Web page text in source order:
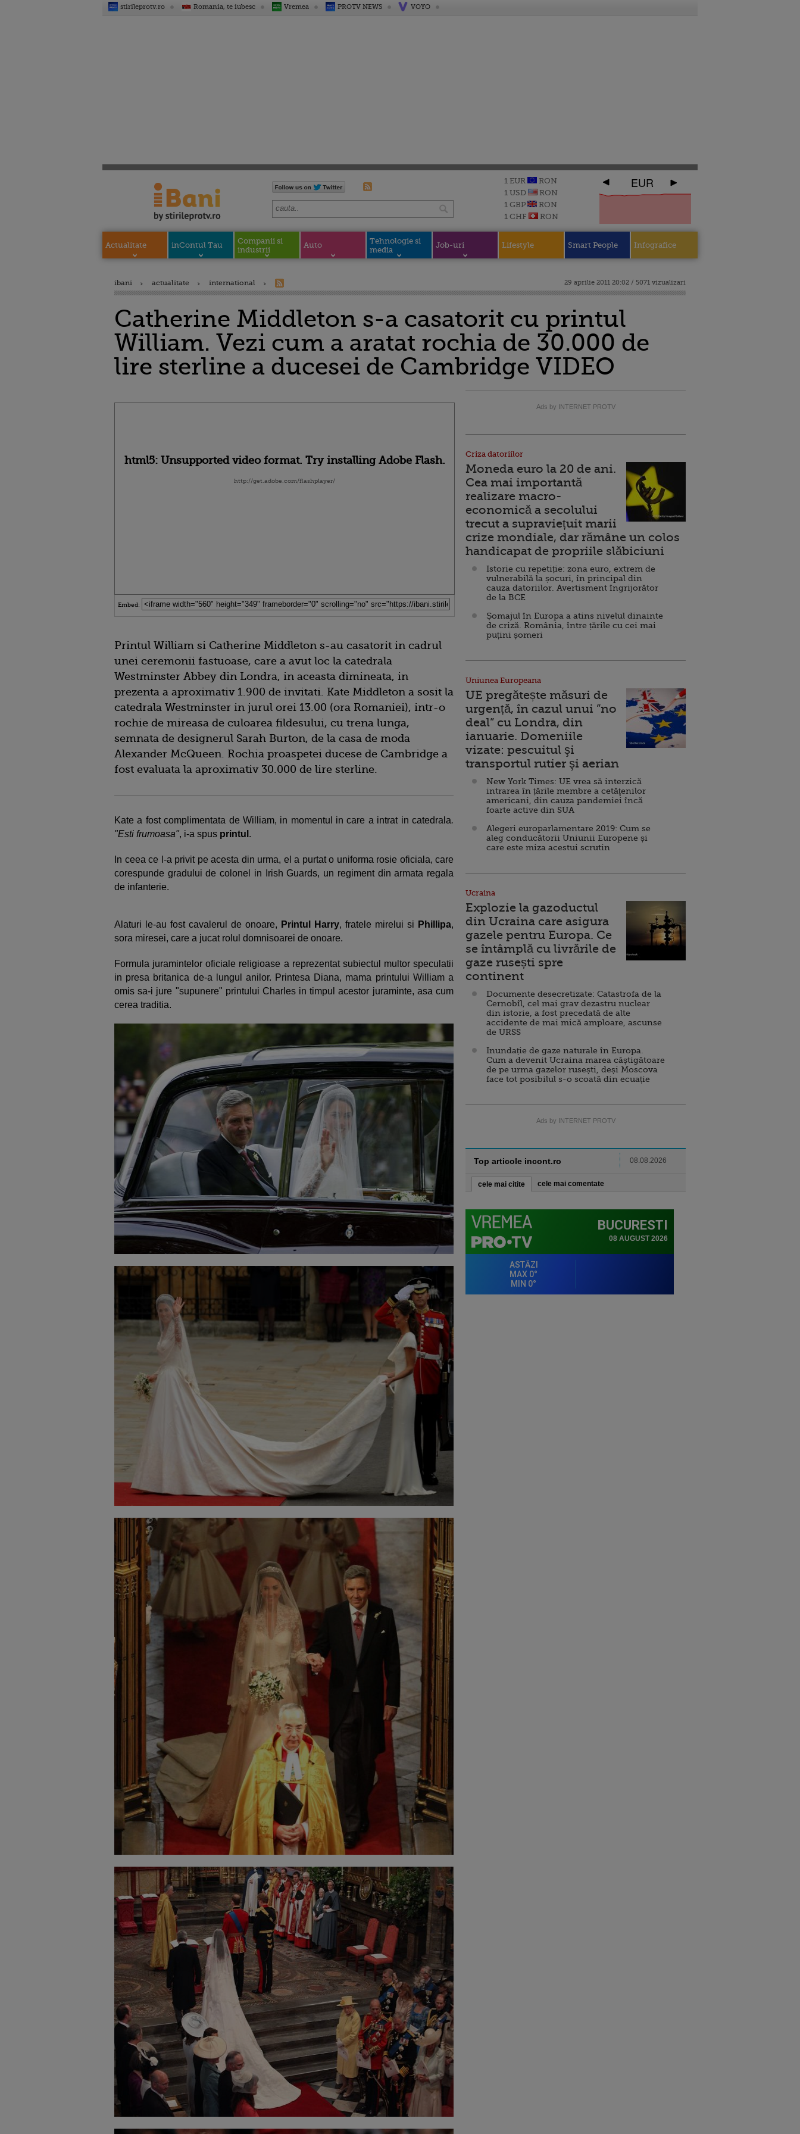
stirileprotv.ro Romania, te iubesc Vremea PROTV NEWS VOYO
1 EUR
RON
1 USD
RON
1 GBP
RON
1 CHF
RON
EUR
Actualitate inContul Tau
Companii si
industrii
Auto
Tehnologie si
media
Job-uri Lifestyle Smart People Infografice
ibani actualitate international 29 aprilie 2011 20:02 / 5071 vizualizari
Catherine Middleton s-a casatorit cu printul
William. Vezi cum a aratat rochia de 30.000 de
lire sterline a ducesei de Cambridge VIDEO
html5: Unsupported video format. Try installing Adobe Flash.
http://get.adobe.com/flashplayer/
Embed:
Printul William si Catherine Middleton s-au casatorit in cadrul
unei ceremonii fastuoase, care a avut loc la catedrala
Westminster Abbey din Londra, in aceasta dimineata, in
prezenta a aproximativ 1.900 de invitati. Kate Middleton a sosit la
catedrala Westminster in jurul orei 13.00 (ora Romaniei), intr-o
rochie de mireasa de culoarea fildesului, cu trena lunga,
semnata de designerul Sarah Burton, de la casa de moda
Alexander McQueen. Rochia proaspetei ducese de Cambridge a
fost evaluata la aproximativ 30.000 de lire sterline.
Kate a fost complimentata de William, in momentul in care a intrat in catedrala.
"Esti frumoasa", i-a spus printul .
In ceea ce l-a privit pe acesta din urma, el a purtat o uniforma rosie oficiala, care
corespunde gradului de colonel in Irish Guards, un regiment din armata regala
de infanterie.
Alaturi le-au fost cavalerul de onoare, Printul Harry, fratele mirelui si Phillipa,
sora miresei, care a jucat rolul domnisoarei de onoare.
Formula juramintelor oficiale religioase a reprezentat subiectul multor speculatii
in presa britanica de-a lungul anilor. Printesa Diana, mama printului William a
omis sa-i jure "supunere" printului Charles in timpul acestor juraminte, asa cum
cerea traditia.
Ads by INTERNET PROTV
Criza datoriilor
Moneda euro la 20 de ani.
Cea mai importantă
realizare macro-
economică a secolului
trecut a supraviețuit marii
crize mondiale, dar rămâne un colos
handicapat de propriile slăbiciuni
Istorie cu repetiție: zona euro, extrem de
vulnerabilă la șocuri, în principal din
cauza datoriilor. Avertisment îngrijorător
de la BCE
Șomajul în Europa a atins nivelul dinainte
de criză. România, între țările cu cei mai
puțini șomeri
Uniunea Europeana
UE pregătește măsuri de
urgență, în cazul unui ”no
deal” cu Londra, din
ianuarie. Domeniile
vizate: pescuitul şi
transportul rutier şi aerian
New York Times: UE vrea să interzică
intrarea în țările membre a cetăţenilor
americani, din cauza pandemiei încă
foarte active din SUA
Alegeri europarlamentare 2019: Cum se
aleg conducătorii Uniunii Europene și
care este miza acestui scrutin
Ucraina
Explozie la gazoductul
din Ucraina care asigura
gazele pentru Europa. Ce
se întâmplă cu livrările de
gaze rusești spre
continent
Documente desecretizate: Catastrofa de la
Cernobîl, cel mai grav dezastru nuclear
din istorie, a fost precedată de alte
accidente de mai mică amploare, ascunse
de URSS
Inundație de gaze naturale în Europa.
Cum a devenit Ucraina marea câștigătoare
de pe urma gazelor rusești, deși Moscova
face tot posibilul s-o scoată din ecuație
Ads by INTERNET PROTV
Top articole incont.ro 08.08.2026
cele mai citite cele mai comentate